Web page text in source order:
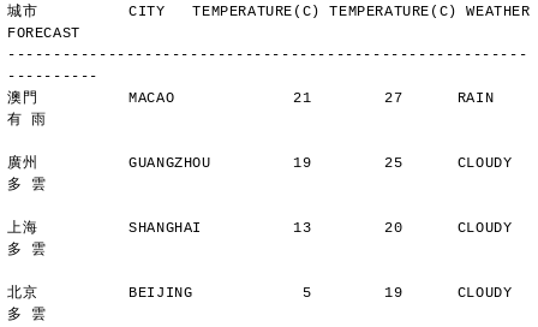
城市          CITY   TEMPERATURE(C) TEMPERATURE(C) WEATHER
FORECAST
---------------------------------------------------------
----------
澳門          MACAO             21        27      RAIN
有 雨
廣州          GUANGZHOU         19        25      CLOUDY
多 雲
上海          SHANGHAI          13        20      CLOUDY
多 雲
北京          BEIJING            5        19      CLOUDY
多 雲